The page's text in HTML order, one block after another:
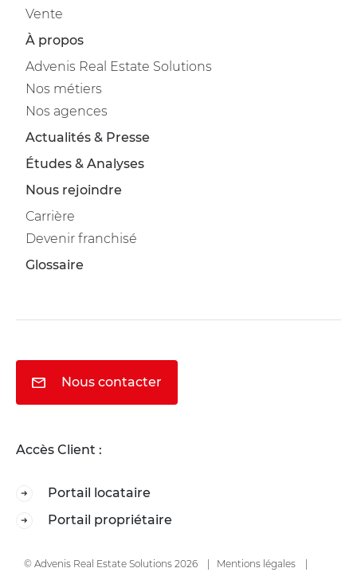
Vente
À propos
Advenis Real Estate Solutions
Nos métiers
Nos agences
Actualités & Presse
Études & Analyses
Nous rejoindre
Carrière
Devenir franchisé
Glossaire
Nous contacter
Accès Client :
Portail locataire
Portail propriétaire
© Advenis Real Estate Solutions 2026 Mentions légales